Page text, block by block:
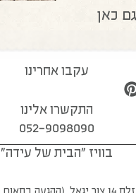
כאן
עקבו אחרינו
התקשרו אלינו
052-9098090
בוויז "הבית של עידה"
יגאל, (ההגעה בתאום מראש)